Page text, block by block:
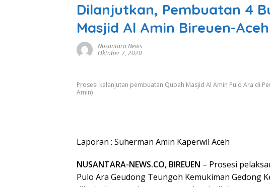
Dilanjutkan, Pembuatan 4
Masjid Al Amin Bireuen-Aceh
Nusantara News
Oktober 7, 2020
Prosesi kelanjutan pembuatan Qubah Masjid Al Amin Pulo Ara di
Amin)
Laporan : Suherman Amin Kaperwil Aceh
NUSANTARA-NEWS.CO, BIREUEN – Prosesi
Pulo Ara Geudong Teungoh Kemukiman Gedong